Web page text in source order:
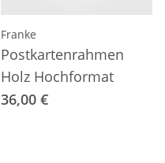
Franke
Postkartenrahmen
Holz Hochformat
36,00 €